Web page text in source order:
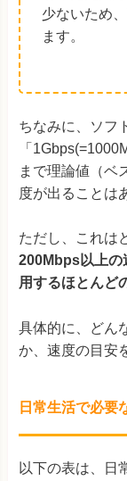
少ないため
ます。
ちなみに、ソフ
「
まで理論値（ベ
度が出ることは
ただし、これは
200Mbps以上の
用するほとんど
具体的に、どん
か、速度の目安
日常生活で必要
以下の表は、日